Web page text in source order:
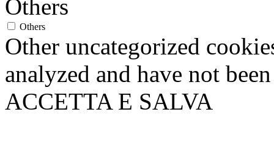
Other uncategorized
analyzed and have not
ACCETTA E SALVA